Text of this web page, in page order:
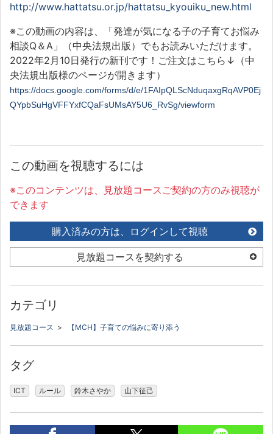
http://www.hattatsu.or.jp/hattatsu_kyouiku_new.html
※この動画の内容は、「発達が気になる子の子育てお悩み
相談Q＆A 」（中央法規出版）でもお読みいただけます。
2022年2月 10日発行の新刊です！ご注文はこちら↓（中
央法規出版様のページが開きます）
https://docs.google.com/forms/d/e/1FAIpQLScNduqaxgRqAVP0Ej
QYpbSuHgVFFYxfCQaFsUMsAY5U6_RvSg/viewform
この動画を視聴するには
※このコンテンツは、見放題コースご契約の方のみ視聴が
できます
購入済みの方は、ログインして視聴
見放題コースを契約する
カテゴリ
見放題コース > 【MCH】子育ての悩みに寄り添う
タグ
ICT ルール 鈴木さやか 山下征己